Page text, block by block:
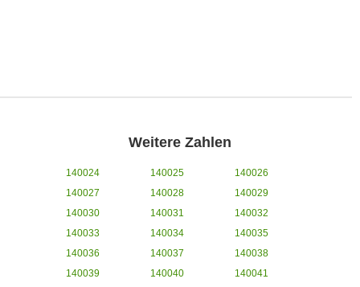
Weitere Zahlen
140024 140025
140026
140027
140028
140029
140030
140031
140032
140033
140034
140035
140036
140037
140038
140039
140040
140041